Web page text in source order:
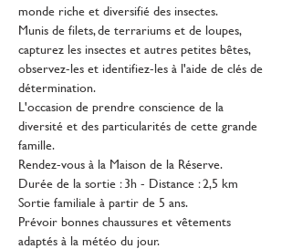
monde riche et diversifié des insectes.
Munis de filets, de terrariums et de loupes,
capturez les insectes et autres petites bêtes,
observez-les et identifiez-les à l'aide de clés de
détermination.
L'occasion de prendre conscience de la
diversité et des particularités de cette grande
famille.
Rendez-vous à la Maison de la Réserve.
Durée de la sortie : 3h - Distance : 2,5 km
Sortie familiale à partir de 5 ans.
Prévoir bonnes chaussures et vêtements
adaptés à la météo du jour.